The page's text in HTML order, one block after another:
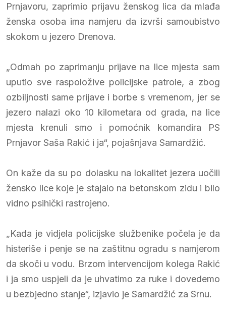
Prnjavoru, zaprimio prijavu ženskog lica da mlađa
ženska osoba ima namjeru da izvrši samoubistvo
skokom u jezero Drenova.
„Odmah po zaprimanju prijave na lice mjesta sam
uputio sve raspoložive policijske patrole, a zbog
ozbiljnosti same prijave i borbe s vremenom, jer se
jezero nalazi oko 10 kilometara od grada, na lice
mjesta krenuli smo i pomoćnik komandira PS
Prnjavor Saša Rakić i ja“, pojašnjava Samardžić.
On kaže da su po dolasku na lokalitet jezera uočili
žensko lice koje je stajalo na betonskom zidu i bilo
vidno psihički rastrojeno.
„Kada je vidjela policijske službenike počela je da
histeriše i penje se na zaštitnu ogradu s namjerom
da skoči u vodu. Brzom intervencijom kolega Rakić
i ja smo uspjeli da je uhvatimo za ruke i dovedemo
u bezbjedno stanje“, izjavio je Samardžić za Srnu.